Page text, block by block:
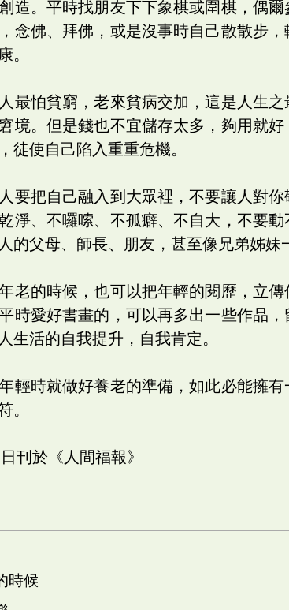
造。平時找朋友下下象棋或圍棋，偶
念佛、拜佛，或是沒事時自己散散步
。
最怕貧窮，老來貧病交加，這是人生
境。但是錢也不宜儲存太多，夠用就
徒使自己陷入重重危機。
要把自己融入到大眾裡，不要讓人對
淨、不囉嗦、不孤癖、不自大，不要
的父母、師長、朋友，甚至像兄弟姊妹
老的時候，也可以把年輕的閱歷，立
時愛好書畫的，可以再多出一些作品
生活的自我提升，自我肯定。
輕時就做好養老的準備，如此必能擁
。
刊於《人間福報》
時候